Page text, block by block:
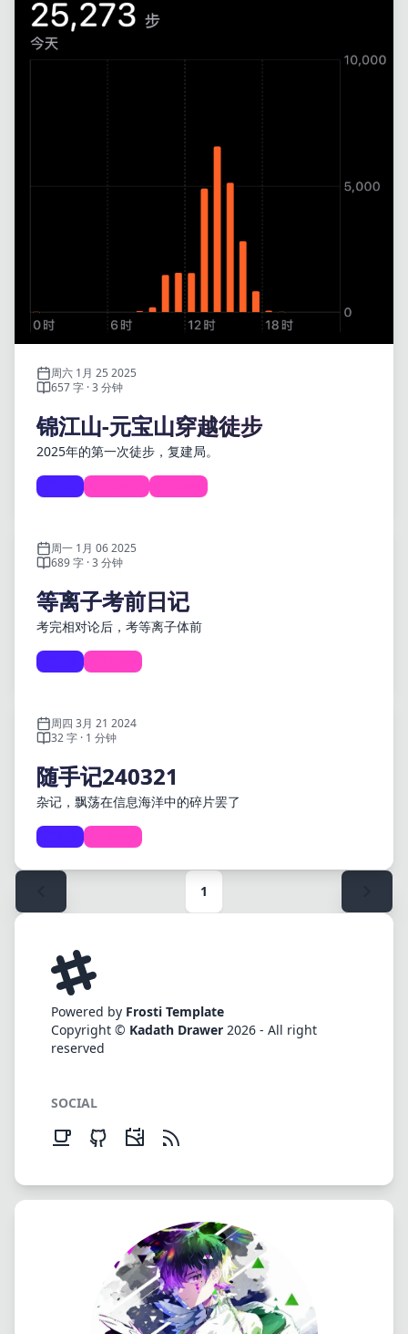
周六 1月 25 2025
657 字 · 3 分钟
锦江山-元宝山穿越徒步
2025年的第一次徒步，复建局。
周一 1月 06 2025
689 字 · 3 分钟
等离子考前日记
考完相对论后，考等离子体前
周四 3月 21 2024
32 字 · 1 分钟
随手记240321
杂记，飘荡在信息海洋中的碎片罢了
1
Powered by Frosti Template
Copyright © Kadath Drawer 2026 - All right
reserved
SOCIAL